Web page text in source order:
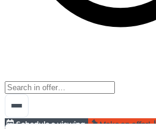
Schedule a viewing Make an offer!